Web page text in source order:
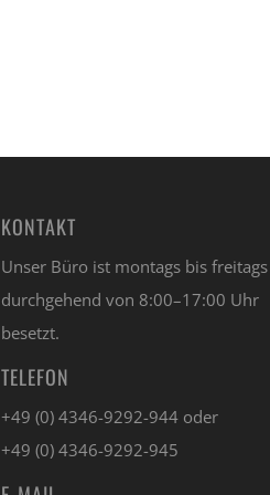
KONTAKT
Unser Büro ist montags bis freitags
durchgehend von 8:00–17:00 Uhr
besetzt.
TELEFON
+49 (0) 4346-9292-944 oder
+49 (0) 4346-9292-945